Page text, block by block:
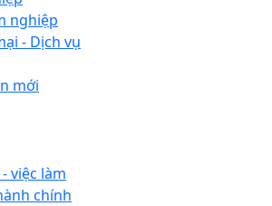
nghiệp
- Dịch vụ
mới
việc làm
chính